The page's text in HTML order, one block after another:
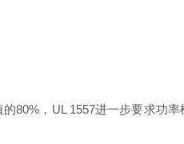
80%‌，UL 1557进一步要求功率